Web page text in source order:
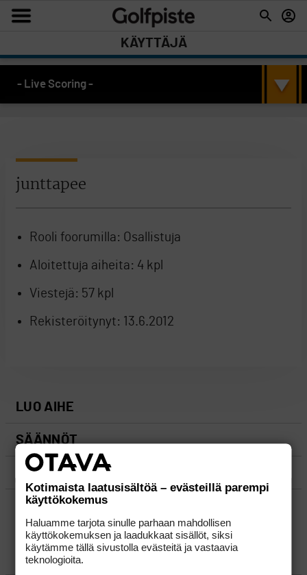
KÄYTTÄJÄ
- Live Scoring -
junttapee
Rooli foorumilla: Osallistuja
Aloitettuja aiheita: 4 kpl
Viestejä: 57 kpl
Rekisteröitynyt: 13.6.2012
LUO AIHE
SÄÄNNÖT
OHJEET
UUSIMMAT VIESTIKETJUT
YLEISTÄ
Kotimaista laatusisältöä – evästeillä parempi
käyttökokemus
Haluamme tarjota sinulle parhaan mahdollisen
käyttökokemuksen ja laadukkaat sisällöt, siksi
käytämme tällä sivustolla evästeitä ja vastaavia
teknologioita.